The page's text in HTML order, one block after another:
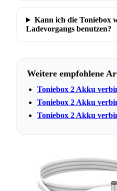
Kann ich die Toniebox
Ladevorgangs benutzen?
Weitere empfohlene
Toniebox 2 Akku
Toniebox 2 Akku
Toniebox 2 Akku